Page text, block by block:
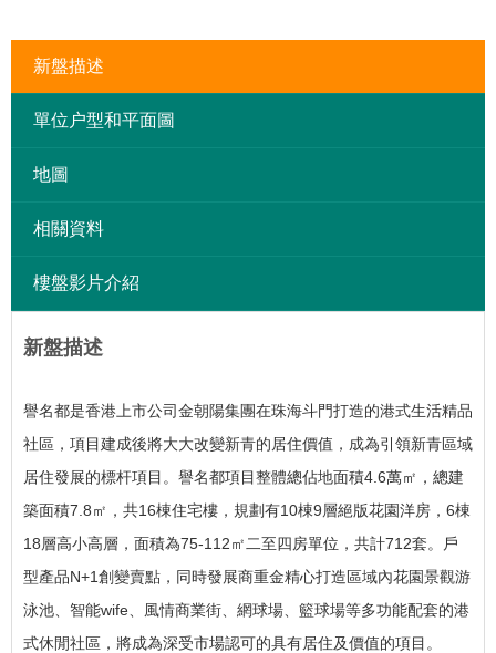
新盤描述
單位户型和平面圖
地圖
相關資料
樓盤影片介紹
新盤描述
譽名都是香港上市公司金朝陽集團在珠海斗門打造的港式生活精品
社區，項目建成後將大大改變新青的居住價值，成為引領新青區域
居住發展的標杆項目。 譽名都項目整體總佔地面積4.6萬㎡，總建
築面積7.8㎡，共16棟住宅樓，規劃有10棟9層絕版花園洋房，6棟
18層高小高層，面積為75-112㎡二至四房單位，共計712套。
戶
型產品N+1創變賣點，同時發展商重金精心打造區域內花園景觀游
泳池、智能wife、風情商業街、網球場、籃球場等多功能配套的港
式休閒社區，將成為深受市場認可的具有居住及價值的項目。